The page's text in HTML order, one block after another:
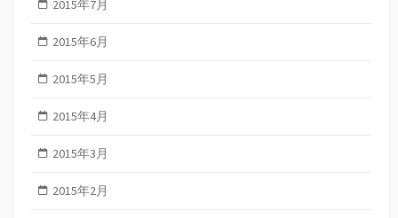
2015年7月
2015年6月
2015年5月
2015年4月
2015年3月
2015年2月